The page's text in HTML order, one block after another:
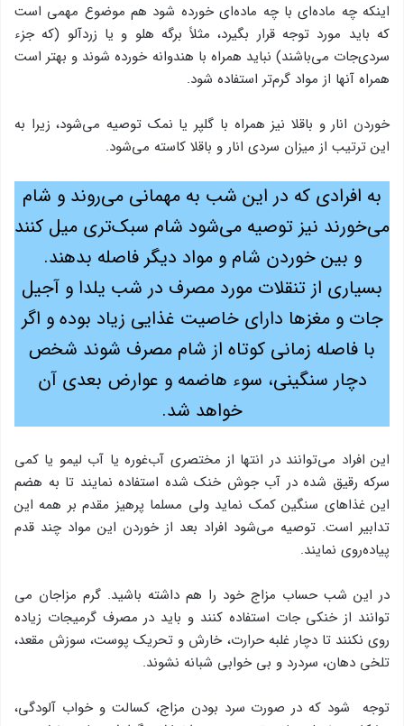
اینكه چه ماده‌ای با چه ماده‌ای خورده شود هم موضوع مهمی است
كه باید مورد توجه قرار بگیرد، مثلاً برگه هلو و یا زردآلو (كه جزء
سردی‌جات می‌باشند) نباید همراه با هندوانه خورده شوند و بهتر است
همراه آنها از مواد گرم‌تر استفاده شود.
خوردن انار و باقلا نیز همراه با گلپر یا نمك توصیه می‌شود، زیرا به
این ترتیب از میزان سردی انار و باقلا كاسته می‌شود.
به افرادی كه در این شب به مهمانی می‌روند و شام
می‌خورند نیز توصیه می‌شود شام سبك‌تری میل كنند
و بین خوردن شام و مواد دیگر فاصله بدهند.
بسیاری از تنقلات مورد مصرف در شب یلدا و آجیل
جات و مغزها دارای خاصیت غذایی زیاد بوده و اگر
با فاصله زمانی کوتاه از شام مصرف شوند شخص
دچار سنگینی، سوء هاضمه و عوارض بعدی آن
خواهد شد.
این افراد می‌توانند در انتها از مختصری آب‌غوره یا آب ‌لیمو یا كمی
سركه رقیق شده در آب جوش خنك شده استفاده نمایند تا به هضم
این غذاهای سنگین کمک نماید ولی مسلما پرهیز مقدم بر همه این
تدابیر است. توصیه می‌شود افراد بعد از خوردن این مواد چند قدم
پیاده‌روی نمایند.
در این شب حساب مزاج خود را هم داشته باشید. گرم مزاجان می
توانند از خنکی جات استفاده کنند و باید در مصرف گرمیجات زیاده
روی نکنند تا دچار غلبه حرارت، خارش و تحریک پوست، سوزش مقعد،
تلخی دهان، سردرد و بی خوابی شبانه نشوند.
توجه شود كه در صورت سرد بودن مزاج، کسالت و خواب آلودگی،